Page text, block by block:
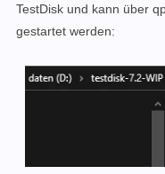
TestDisk und kann über
gestartet werden: